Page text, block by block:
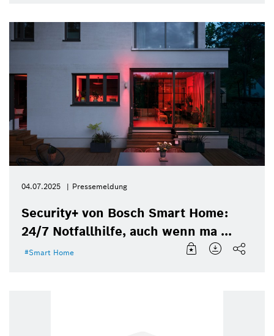
04.07.2025 Pressemeldung
Security+ von Bosch Smart Home:
24/7 Notfallhilfe, auch wenn ma ...
Smart Home